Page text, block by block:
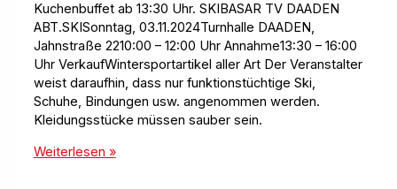
Kuchenbuffet ab 13:30 Uhr. SKIBASAR TV DAADEN
ABT.SKISonntag, 03.11.2024Turnhalle DAADEN,
Jahnstraße 2210:00 – 12:00 Uhr Annahme13:30 – 16:00
Uhr VerkaufWintersportartikel aller Art Der Veranstalter
weist daraufhin, dass nur funktionstüchtige Ski,
Schuhe, Bindungen usw. angenommen werden.
Kleidungsstücke müssen sauber sein.
Skibasar
Weiterlesen »